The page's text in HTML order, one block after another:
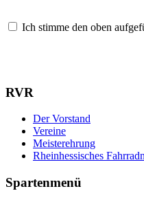
Ich stimme den oben
RVR
Der Vorstand
Vereine
Meisterehrung
Rheinhessisches
Spartenmenü